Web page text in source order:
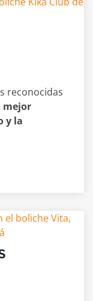
reconocidas
mejor
y la